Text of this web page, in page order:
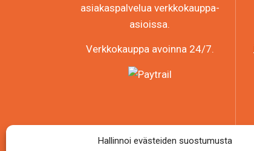
Hallinnoi evästeiden suostumusta
asiakaspalvelua verkkokauppa-
asioissa.
Verkkokauppa avoinna 24/7.